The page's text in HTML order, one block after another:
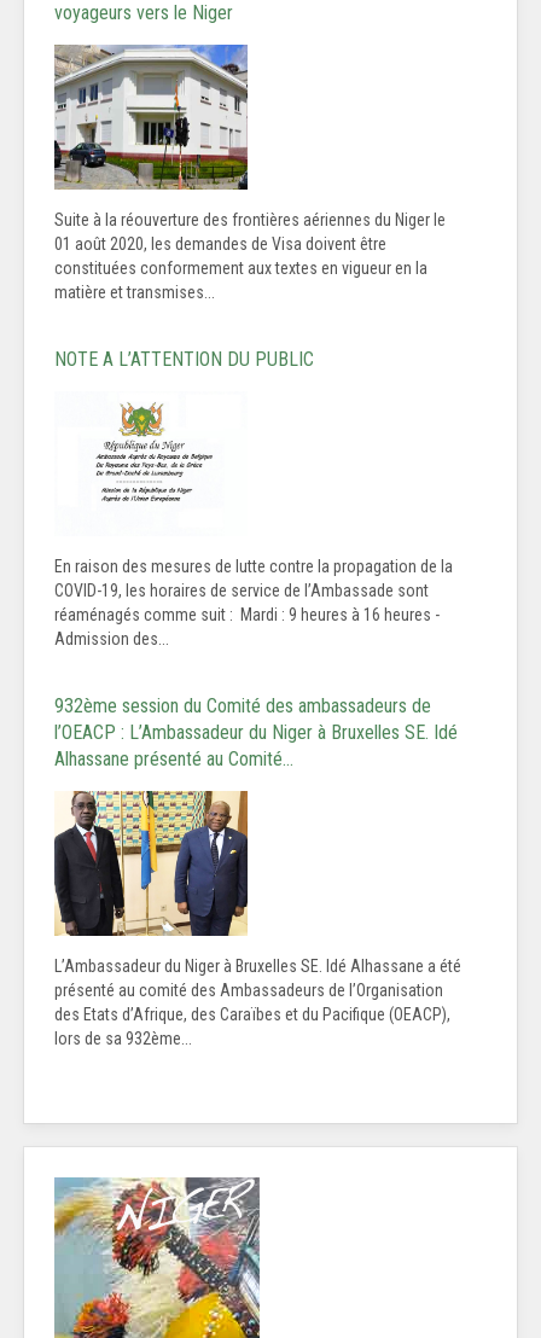
voyageurs vers le Niger
Suite à la réouverture des frontières aériennes du Niger le
01 août 2020, les demandes de Visa doivent être
constituées conformement aux textes en vigueur en la
matière et transmises...
NOTE A L’ATTENTION DU PUBLIC
En raison des mesures de lutte contre la propagation de la
COVID-19, les horaires de service de l’Ambassade sont
réaménagés comme suit : Mardi : 9 heures à 16 heures -
Admission des...
932ème session du Comité des ambassadeurs de
l’OEACP : L’Ambassadeur du Niger à Bruxelles SE. Idé
Alhassane présenté au Comité…
L’Ambassadeur du Niger à Bruxelles SE. Idé Alhassane a été
présenté au comité des Ambassadeurs de l’Organisation
des Etats d’Afrique, des Caraïbes et du Pacifique (OEACP),
lors de sa 932ème...